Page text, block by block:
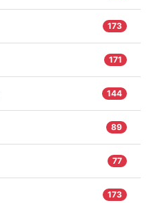
173
171
144
89
77
173